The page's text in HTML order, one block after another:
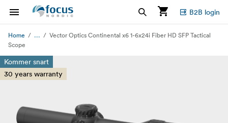
B2B login
Home ...
Vector Optics Continental x6 1-6x24i Fiber HD SFP Tactical
Scope
Kommer snart
30 years warranty